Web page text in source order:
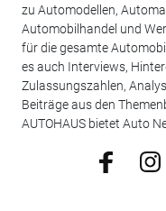
zu Automodellen,
Automobilhandel und
für die gesamte
es auch Interviews,
Zulassungszahlen,
Beiträge aus den
AUTOHAUS bietet Auto